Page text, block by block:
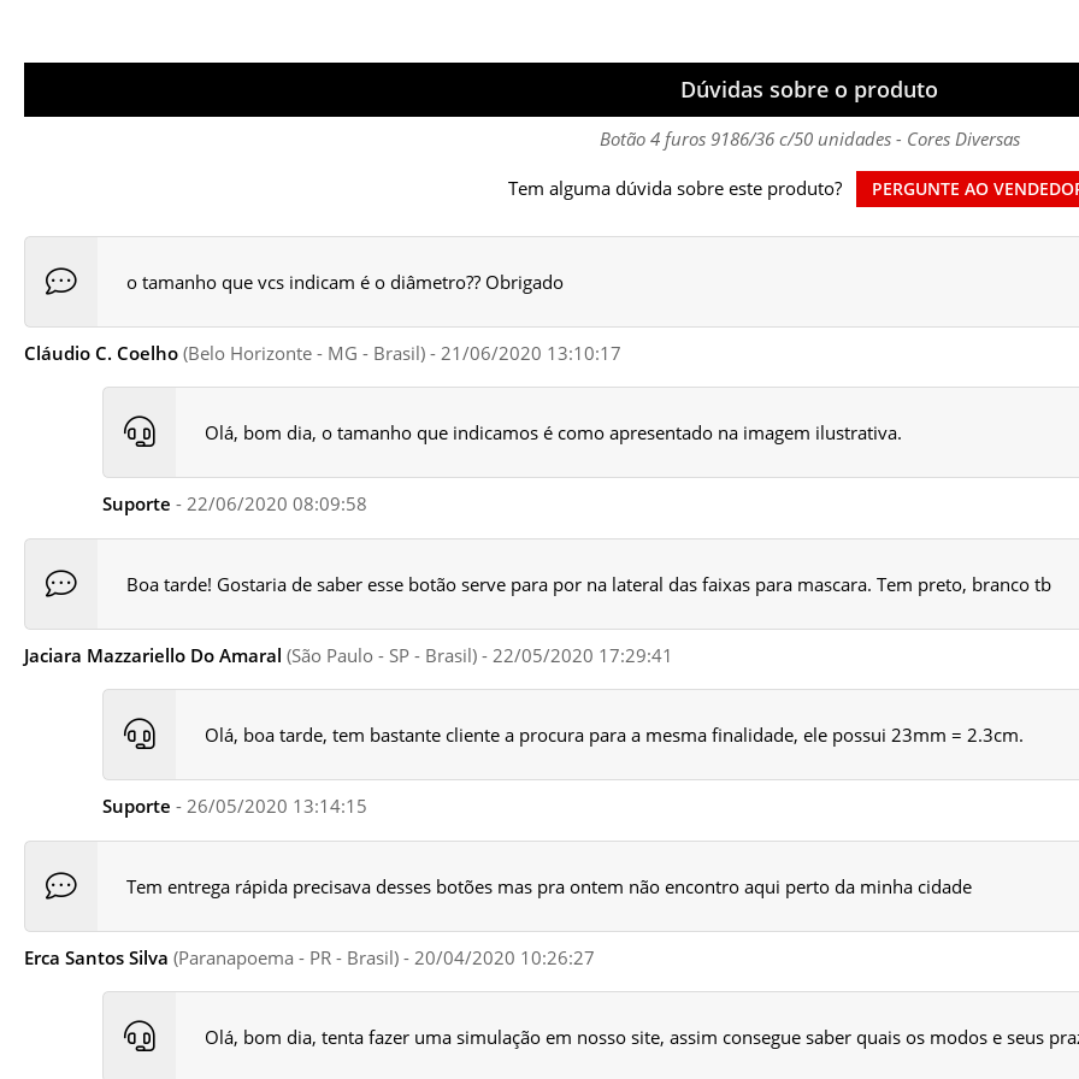
Dúvidas sobre o produto
Botão 4 furos 9186/36 c/50 unidades - Cores Diversas
Tem alguma dúvida sobre este produto? PERGUNTE AO
o tamanho que vcs indicam é o diâmetro?? Obrigado
Cláudio C. Coelho (Belo Horizonte - MG - Brasil) - 21/06/2020 13:10:17
Olá, bom dia, o tamanho que indicamos é como apresentado na imagem ilustrativa.
Suporte - 22/06/2020 08:09:58
Boa tarde! Gostaria de saber esse botão serve para por na lateral das faixas para mascara. Tem preto, branco tb
Jaciara Mazzariello Do Amaral (São Paulo - SP - Brasil) - 22/05/2020 17:29:41
Olá, boa tarde, tem bastante cliente a procura para a mesma finalidade, ele possui 23mm = 2.3cm.
Suporte - 26/05/2020 13:14:15
Tem entrega rápida precisava desses botões mas pra ontem não encontro aqui perto da minha cidade
Erca Santos Silva (Paranapoema - PR - Brasil) - 20/04/2020 10:26:27
Olá, bom dia, tenta fazer uma simulação em nosso site, assim consegue saber quais os modos e seus